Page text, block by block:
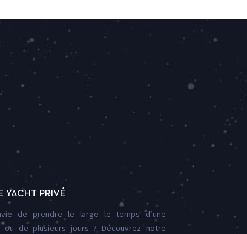
YACHT PRIVÉ
de prendre le large le temps d’une
ou de plusieurs jours ? Découvrez notre